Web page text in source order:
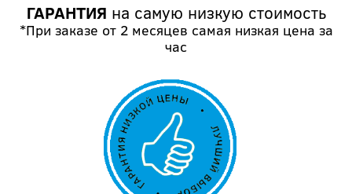
ГАРАНТИЯ на самую низкую стоимость
*При заказе от 2 месяцев самая низкая цена за
час